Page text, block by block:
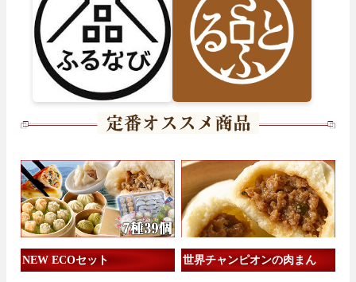
NEW ECOセット 世界チャンピオンの肉まん